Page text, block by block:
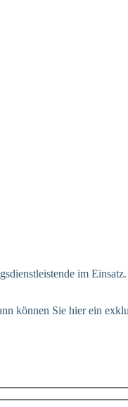
im
können Sie hier ein